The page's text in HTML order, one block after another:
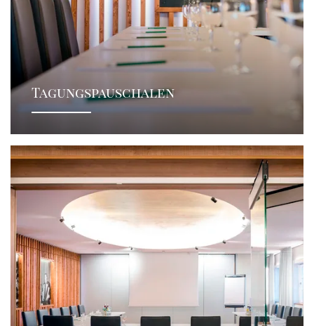
Tagungspauschalen